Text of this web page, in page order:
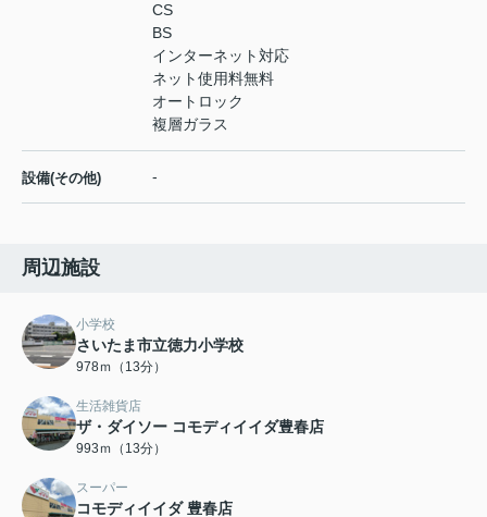
CS
BS
インターネット対応
ネット使用料無料
オートロック
複層ガラス
設備(その他) -
周辺施設
小学校
さいたま市立徳力小学校
978ｍ（13分）
生活雑貨店
ザ・ダイソー コモディイイダ豊春店
993ｍ（13分）
スーパー
コモディイイダ 豊春店